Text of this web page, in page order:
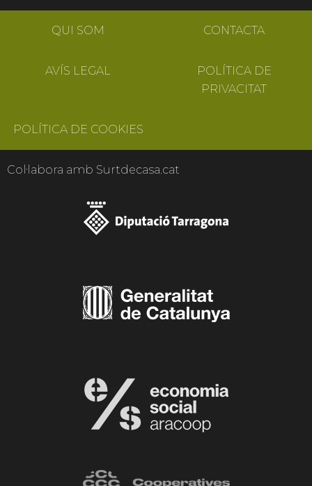
QUI SOM CONTACTA
AVÍS LEGAL
POLÍTICA DE
PRIVACITAT
POLÍTICA DE COOKIES
Col·labora amb Surtdecasa.cat